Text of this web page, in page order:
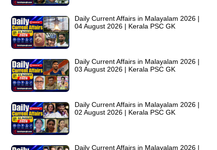
Daily Current Affairs in Malayalam 2026 |
04 August 2026 | Kerala PSC GK
Daily Current Affairs in Malayalam 2026 |
03 August 2026 | Kerala PSC GK
Daily Current Affairs in Malayalam 2026 |
02 August 2026 | Kerala PSC GK
Daily Current Affairs in Malayalam 2026 |